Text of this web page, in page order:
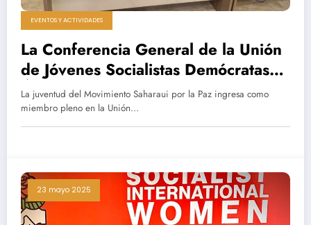
EVENTOS Y ACTIVIDADES
La Conferencia General de la Unión
de Jóvenes Socialistas Demócratas
Árabes otorga la membresía de
pleno derecho a la Juventud
Saharaui por Paz.
La juventud del Movimiento Saharaui por la Paz ingresa como
miembro pleno en la Unión…
23 mayo 2025